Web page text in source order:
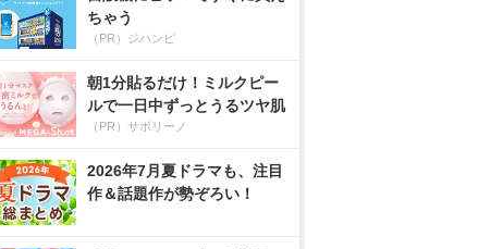
ちゃう
（PR）ジハンピ
朝1分貼るだけ！ミルクピー
ルで一日中ずっとうるツヤ肌
（PR）サボリーノ
2026年7月夏ドラマも、注目
作＆話題作が勢ぞろい！